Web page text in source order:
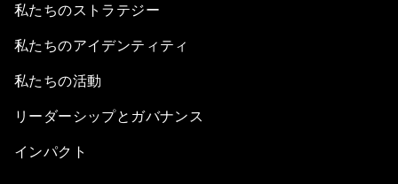
私たちのストラテジー
私たちのアイデンティティ
私たちの活動
リーダーシップとガバナンス
インパクト